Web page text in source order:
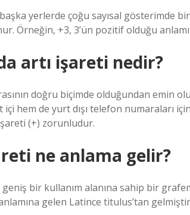
yerlerde çoğu sayısal gösterimde
Örneğin, +3, 3’ün pozitif olduğu
artı işareti nedir?
doğru biçimde olduğundan emin
hem de yurt dışı telefon numaraları
(+) zorunludur.
ne anlama gelir?
geniş bir kullanım alanına sahip bir
gelen Latince titulus’tan